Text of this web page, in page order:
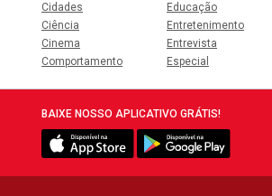
Cidades
Ciência
Cinema
Comportamento
Educação
Entretenimento
Entrevista
Especial
BAIXE NOSSO APLICATIVO GRÁTIS!